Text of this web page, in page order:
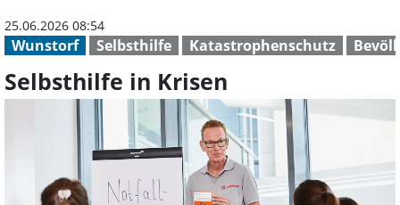
Wunstorf Selbsthilfe Katastrophenschutz
25.06.2026 08:54
Selbsthilfe in Krisen